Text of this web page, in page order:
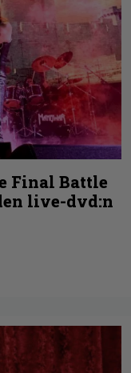
Final Battle
live-dvd:n